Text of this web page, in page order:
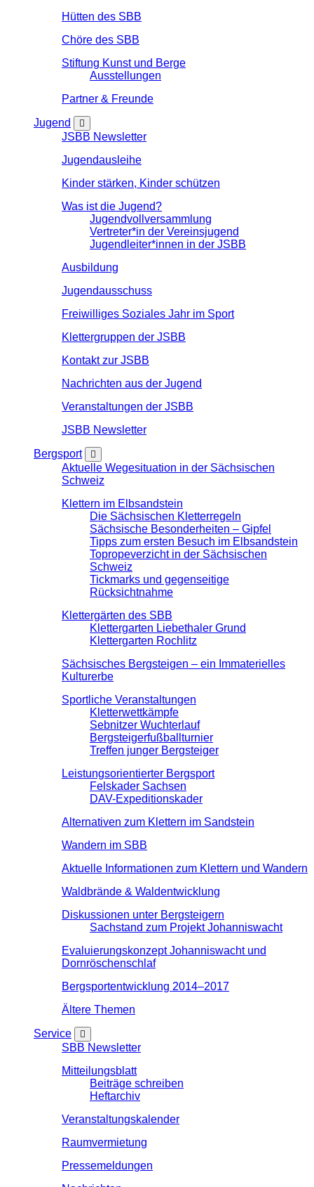
Hütten des SBB
Chöre des SBB
Stiftung Kunst und Berge
Ausstellungen
Partner & Freunde
Jugend
JSBB Newsletter
Jugendausleihe
Kinder stärken, Kinder schützen
Was ist die Jugend?
Jugendvollversammlung
Vertreter*in der Vereinsjugend
Jugendleiter*innen in der JSBB
Ausbildung
Jugendausschuss
Freiwilliges Soziales Jahr im Sport
Klettergruppen der JSBB
Kontakt zur JSBB
Nachrichten aus der Jugend
Veranstaltungen der JSBB
JSBB Newsletter
Bergsport
Aktuelle Wegesituation in der Sächsischen
Schweiz
Klettern im Elbsandstein
Die Sächsischen Kletterregeln
Sächsische Besonderheiten – Gipfel
Tipps zum ersten Besuch im Elbsandstein
Topropeverzicht in der Sächsischen
Schweiz
Tickmarks und gegenseitige
Rücksichtnahme
Klettergärten des SBB
Klettergarten Liebethaler Grund
Klettergarten Rochlitz
Sächsisches Bergsteigen – ein Immaterielles
Kulturerbe
Sportliche Veranstaltungen
Kletterwettkämpfe
Sebnitzer Wuchterlauf
Bergsteigerfußballturnier
Treffen junger Bergsteiger
Leistungsorientierter Bergsport
Felskader Sachsen
DAV-Expeditionskader
Alternativen zum Klettern im Sandstein
Wandern im SBB
Aktuelle Informationen zum Klettern und Wandern
Waldbrände & Waldentwicklung
Diskussionen unter Bergsteigern
Sachstand zum Projekt Johanniswacht
Evaluierungskonzept Johanniswacht und
Dornröschenschlaf
Bergsportentwicklung 2014–2017
Ältere Themen
Service
SBB Newsletter
Mitteilungsblatt
Beiträge schreiben
Heftarchiv
Veranstaltungskalender
Raumvermietung
Pressemeldungen